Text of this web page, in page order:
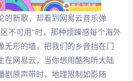
的新歌，却看到网易云音乐弹
不可用"时，那种烦躁感每个海外
形的墙，把我们的乡音挡在门
在网易云，当你想用酷狗听大陆
剧原声带时，地理限制如影随